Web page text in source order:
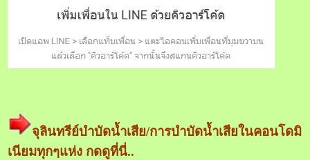
จุลินทรีย์บำบัดน้ำเสีย/การบำบัดน้ำเสียในคอนโดมิ
เนียมทุกๆแห่ง กดดูที่นี่..